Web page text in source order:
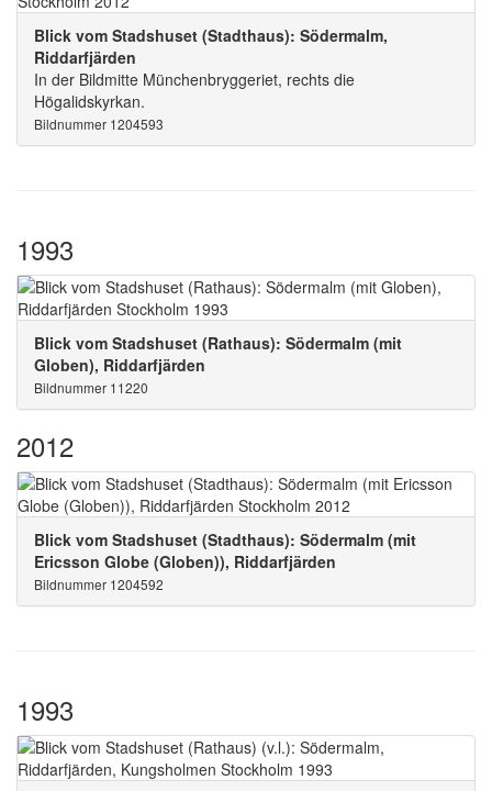
Blick vom Stadshuset (Stadthaus): Södermalm,
Riddarfjärden
In der Bildmitte Münchenbryggeriet, rechts die
Högalidskyrkan.
Bildnummer 1204593
1993
Blick vom Stadshuset (Rathaus): Södermalm (mit
Globen), Riddarfjärden
Bildnummer 11220
2012
Blick vom Stadshuset (Stadthaus): Södermalm (mit
Ericsson Globe (Globen)), Riddarfjärden
Bildnummer 1204592
1993